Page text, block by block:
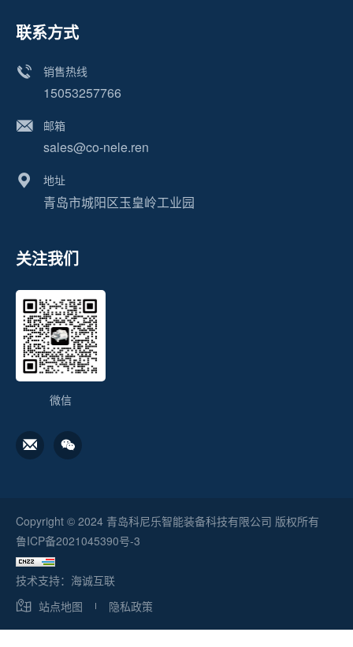
联系方式
销售热线
15053257766
邮箱
sales@co-nele.ren
地址
青岛市城阳区玉皇岭工业园
关注我们
微信
Copyright © 2024 青岛科尼乐智能装备科技有限公司 版权所有
鲁ICP备2021045390号-3
技术支持：海诚互联
站点地图
隐私政策